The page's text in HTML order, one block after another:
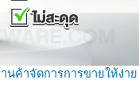
นค้าจัดการการขายให้ง่าย